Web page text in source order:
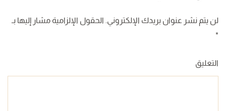
لن يتم نشر عنوان بريدك الإلكتروني. الحقول الإلزامية مشار إليها بـ
*
التعليق